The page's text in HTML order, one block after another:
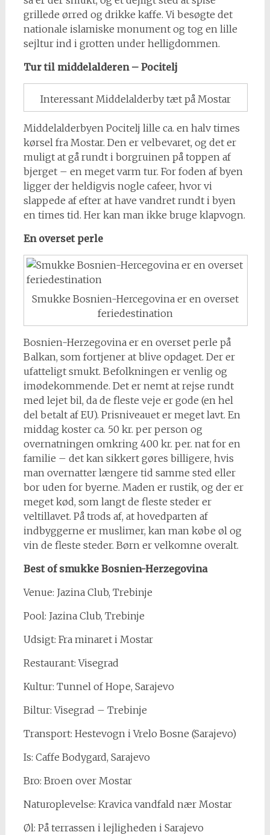
grillede ørred og drikke kaffe. Vi besøgte det
nationale islamiske monument og tog en lille
sejltur ind i grotten under helligdommen.
Tur til middelalderen – Pocitelj
Interessant Middelalderby tæt på Mostar
Middelalderbyen Pocitelj lille ca. en halv times
kørsel fra Mostar. Den er velbevaret, og det er
muligt at gå rundt i borgruinen på toppen af
bjerget – en meget varm tur. For foden af byen
ligger der heldigvis nogle cafeer, hvor vi
slappede af efter at have vandret rundt i byen
en times tid. Her kan man ikke bruge klapvogn.
En overset perle
Smukke Bosnien-Hercegovina er en overset
feriedestination
Bosnien-Herzegovina er en overset perle på
Balkan, som fortjener at blive opdaget. Der er
ufatteligt smukt. Befolkningen er venlig og
imødekommende. Det er nemt at rejse rundt
med lejet bil, da de fleste veje er gode (en hel
del betalt af EU). Prisniveauet er meget lavt. En
middag koster ca. 50 kr. per person og
overnatningen omkring 400 kr. per. nat for en
familie – det kan sikkert gøres billigere, hvis
man overnatter længere tid samme sted eller
bor uden for byerne. Maden er rustik, og der er
meget kød, som langt de fleste steder er
veltillavet. På trods af, at hovedparten af
indbyggerne er muslimer, kan man købe øl og
vin de fleste steder. Børn er velkomne overalt.
Best of smukke Bosnien-Herzegovina
Venue: Jazina Club, Trebinje
Pool: Jazina Club, Trebinje
Udsigt: Fra minaret i Mostar
Restaurant: Visegrad
Kultur: Tunnel of Hope, Sarajevo
Biltur: Visegrad – Trebinje
Transport: Hestevogn i Vrelo Bosne (Sarajevo)
Is: Caffe Bodygard, Sarajevo
Bro: Broen over Mostar
Naturoplevelse: Kravica vandfald nær Mostar
Øl: På terrassen i lejligheden i Sarajevo